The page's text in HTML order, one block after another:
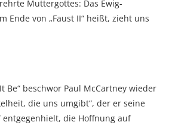
Muttergottes: Das Ewig-
Ende von „Faust II“ heißt, zieht uns
Be“ beschwor Paul McCartney wieder
die uns umgibt“, der er seine
entgegenhielt, die Hoffnung auf